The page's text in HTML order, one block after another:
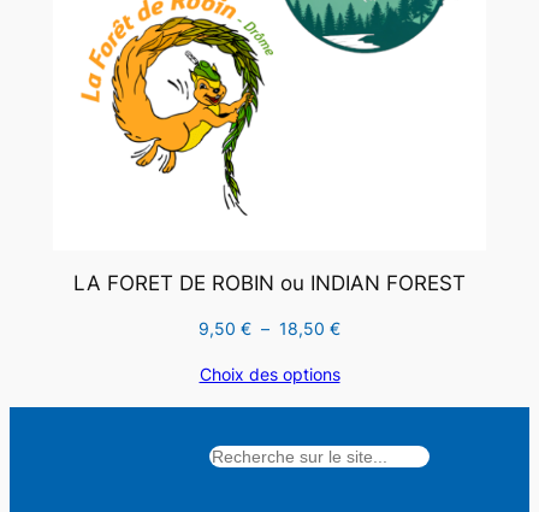
LA FORET DE ROBIN ou INDIAN FOREST
9,50 € – 18,50 €Plage
prix :
9,50 €
18,50 €
Choix des options